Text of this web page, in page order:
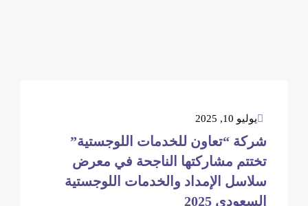
يوليو 10, 2025
شركة “تعاون للخدمات اللوجستية”
تختتم مشاركتها الناجحة في معرض
سلاسل الإمداد والخدمات اللوجستية
السعودي 2025